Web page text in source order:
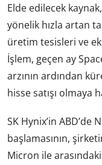
Elde edilecek
yönelik hızla artan
üretim tesisleri ve
İşlem, geçen ay
arzının ardından
hisse satışı olmaya
SK Hynix’in ABD’de
başlamasının,
Micron ile